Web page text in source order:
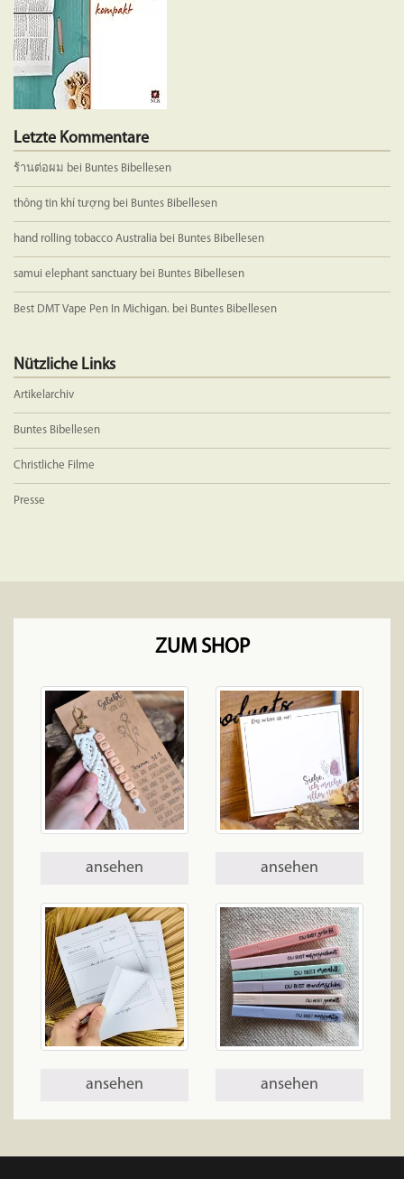
Letzte Kommentare
ร้านต่อผม bei Buntes Bibellesen
thông tin khí tượng bei Buntes Bibellesen
hand rolling tobacco Australia bei Buntes Bibellesen
samui elephant sanctuary bei Buntes Bibellesen
Best DMT Vape Pen In Michigan. bei Buntes Bibellesen
Nützliche Links
Artikelarchiv
Buntes Bibellesen
Christliche Filme
Presse
ZUM SHOP
ansehen ansehen
ansehen ansehen